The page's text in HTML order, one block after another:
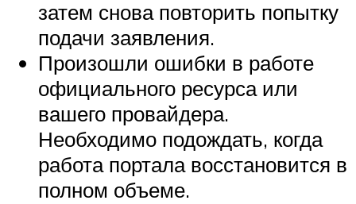
затем снова повторить попытку
подачи заявления.
Произошли ошибки в работе
официального ресурса или
вашего провайдера.
Необходимо подождать, когда
работа портала восстановится в
полном объеме.